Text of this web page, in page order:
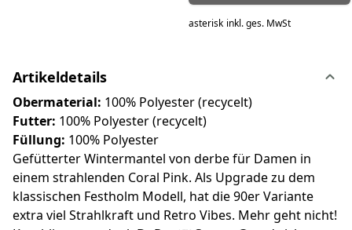
asterisk inkl. ges. MwSt
Artikeldetails
Obermaterial: 100% Polyester (recycelt)
Futter: 100% Polyester (recycelt)
Füllung: 100% Polyester
Gefütterter Wintermantel von derbe für Damen in
einem strahlenden Coral Pink. Als Upgrade zu dem
klassischen Festholm Modell, hat die 90er Variante
extra viel Strahlkraft und Retro Vibes. Mehr geht nicht!